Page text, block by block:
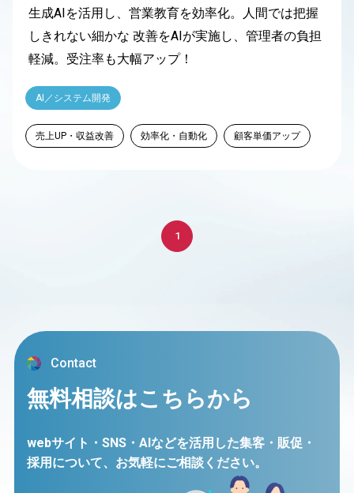
生成AIを活用し、営業教育を効率化。人間では把握
しきれない細かな 改善をAIが実施し、管理者の負担
軽減。受注率も大幅アップ！
AI／システム開発
売上UP・収益改善 効率化・自動化 顧客単価アップ
1
Contact
無料相談はこちらから
webサイト・SNS・AIなどを活用した集客・販促・
採用について、 お気軽にご相談ください。